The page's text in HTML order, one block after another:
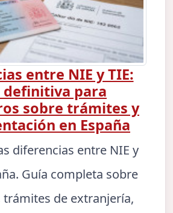
entre NIE y TIE:
definitiva para
sobre trámites y
en España
diferencias entre NIE y
Guía completa sobre
de extranjería,